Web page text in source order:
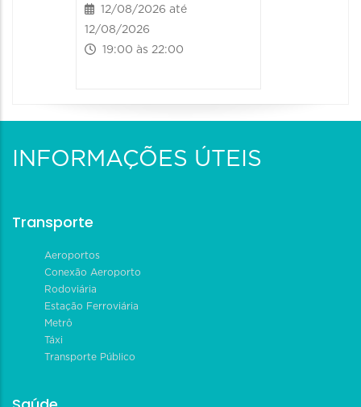
12/08/2026 até
12/08/2026
19:00 às 22:00
INFORMAÇÕES ÚTEIS
Transporte
Aeroportos
Conexão Aeroporto
Rodoviária
Estação Ferroviária
Metrô
Táxi
Transporte Público